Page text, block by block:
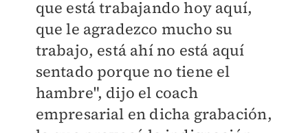
que está trabajando hoy aquí,
que le agradezco mucho su
trabajo, está ahí no está aquí
sentado porque no tiene el
hambre", dijo el coach
empresarial en dicha grabación,